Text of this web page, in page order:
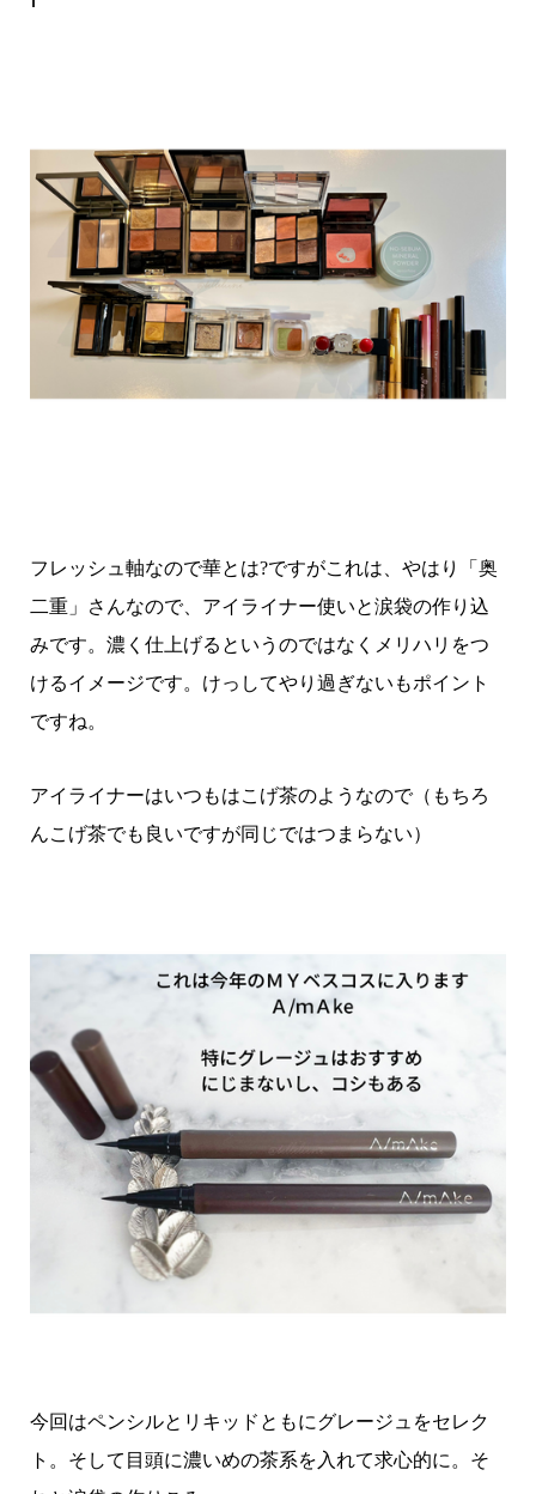
フレッシュ軸なので華とは?ですがこれは、やはり「奥
二重」さんなので、アイライナー使いと涙袋の作り込
みです。濃く仕上げるというのではなくメリハリをつ
けるイメージです。けっしてやり過ぎないもポイント
ですね。
アイライナーはいつもはこげ茶のようなので（もちろ
んこげ茶でも良いですが同じではつまらない）
今回はペンシルとリキッドともにグレージュをセレク
ト。そして目頭に濃いめの茶系を入れて求心的に。そ